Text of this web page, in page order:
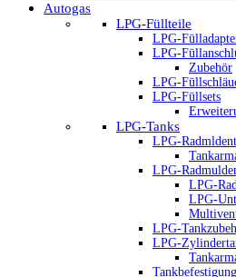
Autogas
LPG-Füllteile
LPG-
LPG-
Zubehör
LPG-
LPG-Füllsets
LPG-Tanks
LPG-
LPG-
LPG-
LPG-
LPG-
LPG-
Tankbefestigung